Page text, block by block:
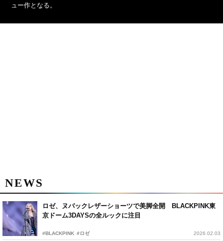
ュー作となる。
NEWS
ロゼ、ヌバックレザーショーツで美脚全開 BLACKPINK東
京ドーム3DAYSの全ルックに注目
#BLACKPINK #ロゼ 2026.02.03